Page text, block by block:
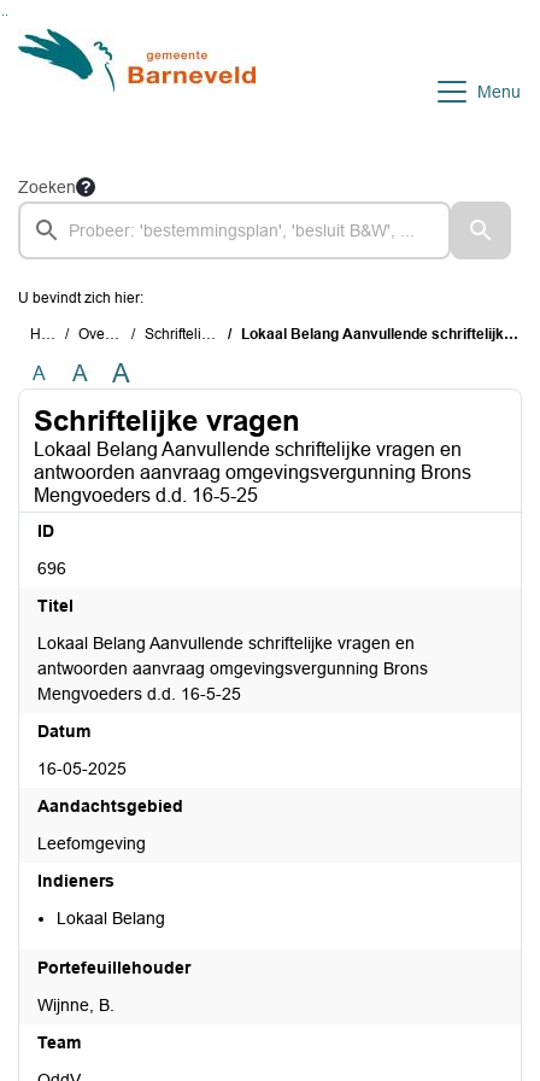
Ga naar de inhoud van deze pagina
Ga naar het zoeken
Ga naar het menu
Menu
Zoeken
U bevindt zich hier:
Home Overzichten Schriftelijke vragen Lokaal Belang Aanvullende schriftelijke vragen en antwoorden aanvraag omgevingsvergunning Brons Mengvoeders d.d. 16-5-25
A A A
Schriftelijke vragen
Lokaal Belang Aanvullende schriftelijke vragen en
antwoorden aanvraag omgevingsvergunning Brons
Mengvoeders d.d. 16-5-25
ID
696
Titel
Lokaal Belang Aanvullende schriftelijke vragen en
antwoorden aanvraag omgevingsvergunning Brons
Mengvoeders d.d. 16-5-25
Datum
16-05-2025
Aandachtsgebied
Leefomgeving
Indieners
Lokaal Belang
Portefeuillehouder
Wijnne, B.
Team